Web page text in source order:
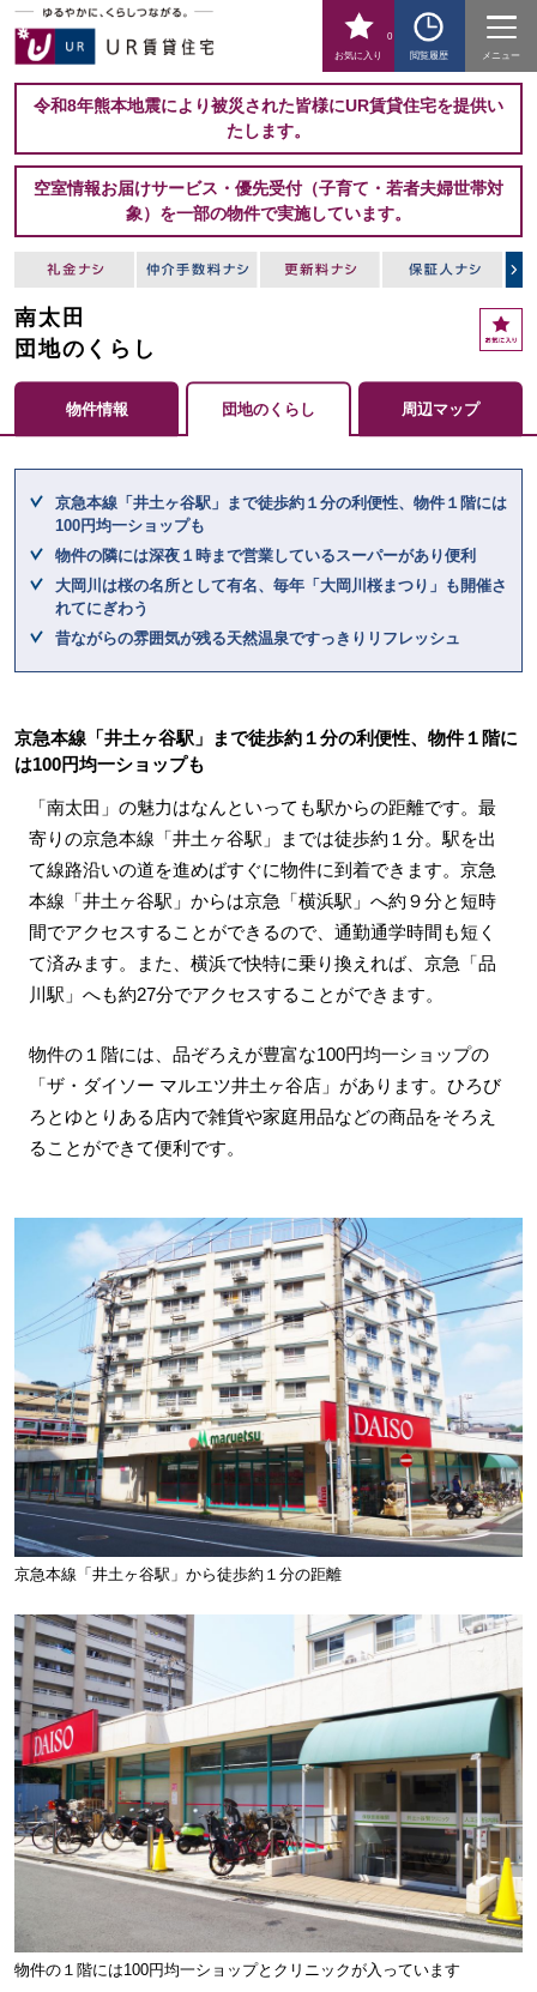
お気に入り
0
閲覧履歴
メニュー
令和8年熊本地震により被災された皆様にUR賃貸住宅を提供い
たします。
空室情報お届けサービス・優先受付（子育て・若者夫婦世帯対
象）を一部の物件で実施しています。
南太田
団地のくらし
お
気
入
り
物件情報 団地のくらし 周辺マップ
京急本線「井土ヶ谷駅」まで徒歩約１分の利便性、物件１階には
100円均一ショップも
物件の隣には深夜１時まで営業しているスーパーがあり便利
大岡川は桜の名所として有名、毎年「大岡川桜まつり」も開催さ
れてにぎわう
昔ながらの雰囲気が残る天然温泉ですっきりリフレッシュ
京急本線「井土ヶ谷駅」まで徒歩約１分の利便性、物件１階に
は100円均一ショップも
「南太田」の魅力はなんといっても駅からの距離です。最
寄りの京急本線「井土ヶ谷駅」までは徒歩約１分。駅を出
て線路沿いの道を進めばすぐに物件に到着できます。京急
本線「井土ヶ谷駅」からは京急「横浜駅」へ約９分と短時
間でアクセスすることができるので、通勤通学時間も短く
て済みます。また、横浜で快特に乗り換えれば、京急「品
川駅」へも約27分でアクセスすることができます。
物件の１階には、品ぞろえが豊富な100円均一ショップの
「ザ・ダイソー マルエツ井土ヶ谷店」があります。ひろび
ろとゆとりある店内で雑貨や家庭用品などの商品をそろえ
ることができて便利です。
京急本線「井土ヶ谷駅」から徒歩約１分の距離
物件の１階には100円均一ショップとクリニックが入っています